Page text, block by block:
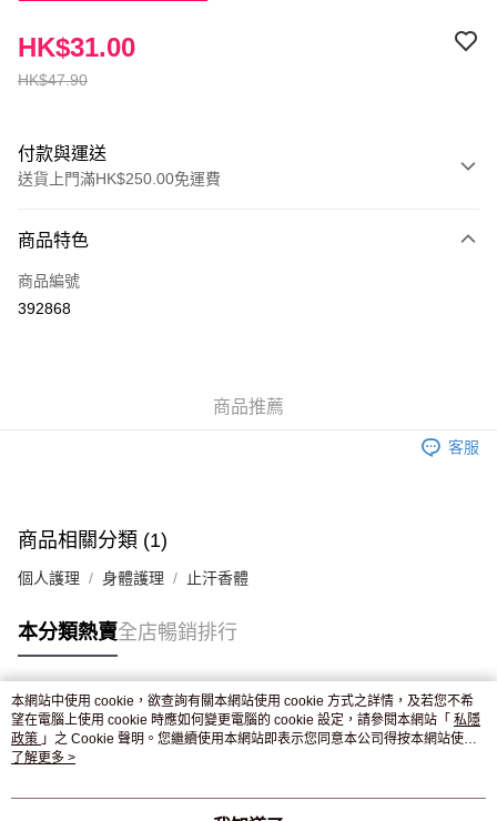
HK$47.90
HK$31.00
付款與運送
送貨上門滿HK$250.00免運費
信用卡
Apple Pay
付款後門市自取，訂單確認後2-4個工作天到店，7天內取。逾期後
商品特色
商品編號
392868
商品推薦
客服
商品相關分類 (1)
個人護理 身體護理 止汗香體
本分類熱賣全店暢銷排行
熱門標籤
熱銷排行
本網站中使用 cookie，欲查詢有關本網站使用 cookie 方式之詳情，及若您不希
望在電腦上使用 cookie 時應如何變更電腦的 cookie 設定，請參閱本網站「 私隱
政策 」之 Cookie 聲明。您繼續使用本網站即表示您同意本公司得按本網站使用
條款之 Cookie 聲明使用 cookie。
了解更多 >